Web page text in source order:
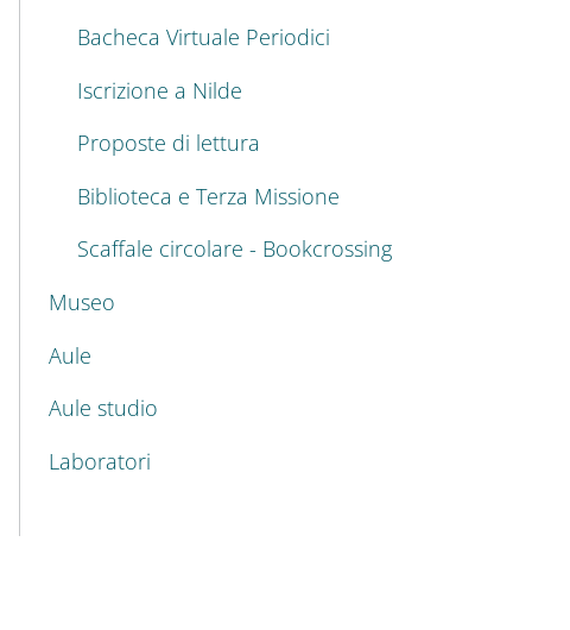
Bacheca Virtuale Periodici
Iscrizione a Nilde
Proposte di lettura
Biblioteca e Terza Missione
Scaffale circolare - Bookcrossing
Museo
Aule
Aule studio
Laboratori